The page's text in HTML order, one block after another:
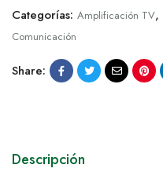
Categorías: Amplificación TV,
Comunicación
Share:
Descripción